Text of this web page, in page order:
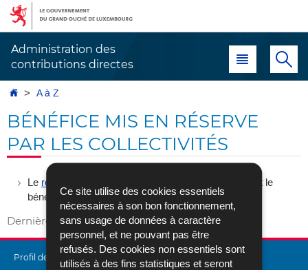
Ce site utilise des cookies essentiels
nécessaires à son bon fonctionnement,
sans usage de données à caractère
personnel, et ne pouvant pas être
refusés. Des cookies non essentiels sont
utilisés à des fins statistiques et seront
Aller
navigation
Aller
au
Administration des
contributions directes
Menu principal
AccueilA à Z
BÉNÉFICE MIS EN RÉSERVE
PAR LES COLLECTIVITÉS
Le revenu imposable
comprend tant le
bénéfice distribué que le bénéfice mis en réserve.
Dernière mise à jour 28/04/2017
Profil de l'Administration